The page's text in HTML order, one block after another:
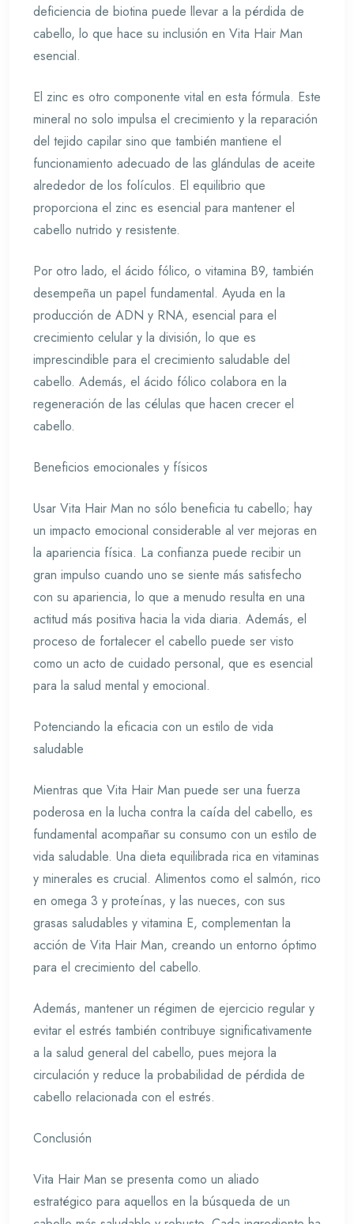
deficiencia de biotina puede llevar a la pérdida de
cabello, lo que hace su inclusión en Vita Hair Man
esencial.
El zinc es otro componente vital en esta fórmula. Este
mineral no solo impulsa el crecimiento y la reparación
del tejido capilar sino que también mantiene el
funcionamiento adecuado de las glándulas de aceite
alrededor de los folículos. El equilibrio que
proporciona el zinc es esencial para mantener el
cabello nutrido y resistente.
Por otro lado, el ácido fólico, o vitamina B9, también
desempeña un papel fundamental. Ayuda en la
producción de ADN y RNA, esencial para el
crecimiento celular y la división, lo que es
imprescindible para el crecimiento saludable del
cabello. Además, el ácido fólico colabora en la
regeneración de las células que hacen crecer el
cabello.
Beneficios emocionales y físicos
Usar Vita Hair Man no sólo beneficia tu cabello; hay
un impacto emocional considerable al ver mejoras en
la apariencia física. La confianza puede recibir un
gran impulso cuando uno se siente más satisfecho
con su apariencia, lo que a menudo resulta en una
actitud más positiva hacia la vida diaria. Además, el
proceso de fortalecer el cabello puede ser visto
como un acto de cuidado personal, que es esencial
para la salud mental y emocional.
Potenciando la eficacia con un estilo de vida
saludable
Mientras que Vita Hair Man puede ser una fuerza
poderosa en la lucha contra la caída del cabello, es
fundamental acompañar su consumo con un estilo de
vida saludable. Una dieta equilibrada rica en vitaminas
y minerales es crucial. Alimentos como el salmón, rico
en omega 3 y proteínas, y las nueces, con sus
grasas saludables y vitamina E, complementan la
acción de Vita Hair Man, creando un entorno óptimo
para el crecimiento del cabello.
Además, mantener un régimen de ejercicio regular y
evitar el estrés también contribuye significativamente
a la salud general del cabello, pues mejora la
circulación y reduce la probabilidad de pérdida de
cabello relacionada con el estrés.
Conclusión
Vita Hair Man se presenta como un aliado
estratégico para aquellos en la búsqueda de un